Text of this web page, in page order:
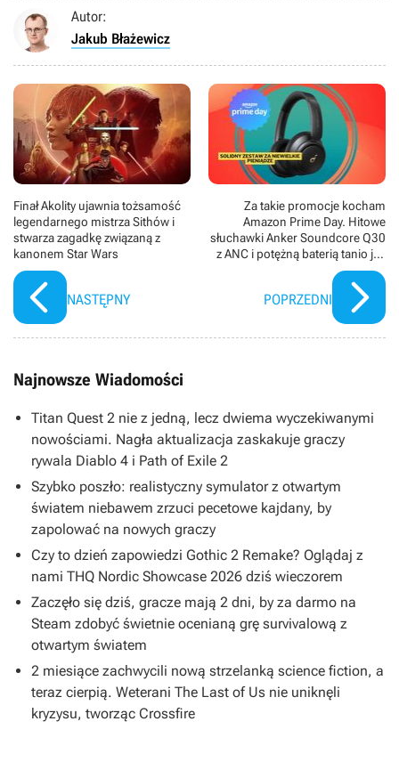
Autor:
Jakub Błażewicz
Finał Akolity ujawnia tożsamość
legendarnego mistrza Sithów i
stwarza zagadkę związaną z
kanonem Star Wars
NASTĘPNY
Za takie promocje kocham
Amazon Prime Day. Hitowe
słuchawki Anker Soundcore Q30
z ANC i potężną baterią tanio jak
nigdy. JBL i Sony nie mają
podejścia do takiej oferty
POPRZEDNI
Najnowsze Wiadomości
Titan Quest 2 nie z jedną, lecz dwiema wyczekiwanymi
nowościami. Nagła aktualizacja zaskakuje graczy
rywala Diablo 4 i Path of Exile 2
Szybko poszło: realistyczny symulator z otwartym
światem niebawem zrzuci pecetowe kajdany, by
zapolować na nowych graczy
Czy to dzień zapowiedzi Gothic 2 Remake? Oglądaj z
nami THQ Nordic Showcase 2026 dziś wieczorem
Zaczęło się dziś, gracze mają 2 dni, by za darmo na
Steam zdobyć świetnie ocenianą grę survivalową z
otwartym światem
2 miesiące zachwycili nową strzelanką science fiction, a
teraz cierpią. Weterani The Last of Us nie uniknęli
kryzysu, tworząc Crossfire